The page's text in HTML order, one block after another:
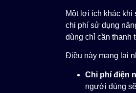
Một lợi ích khác khi
chi phí sử dụng
dùng chỉ cần thanh
Điều này mang lại
Chi phí điện
người dùng